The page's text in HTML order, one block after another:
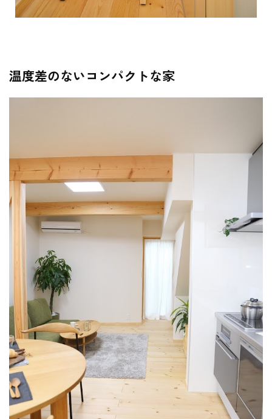
温度差のないコンパクトな家